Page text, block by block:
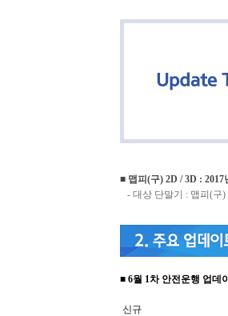
■ 맵피(구) 2D / 3D :
- 대상 단말기 : 맵피(구
■ 6월 1차 안전운행 업데
신규